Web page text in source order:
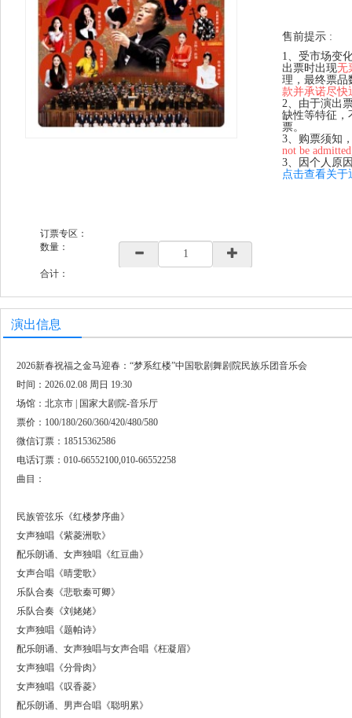
售前提示 :
1、受市场变
出票时出现无
理，最终票品
款并承诺尽快
2、由于演出
缺性等特征，
票。
3、购票须知
not be
3、因个人原
点击查看关于
订票专区：
数量：
合计：
演出信息
2026新春祝福之金马迎春：“梦系红楼”中国歌剧舞剧院民族乐团音乐会
时间：2026.02.08 周日 19:30
场馆：北京市 | 国家大剧院-音乐厅
票价：100/180/260/360/420/480/580
微信订票：18515362586
电话订票：010-66552100,010-66552258
曲目：
民族管弦乐《红楼梦序曲》
女声独唱《紫菱洲歌》
配乐朗诵、女声独唱《红豆曲》
女声合唱《晴雯歌》
乐队合奏《悲歌秦可卿》
乐队合奏《刘姥姥》
女声独唱《题帕诗》
配乐朗诵、女声独唱与女声合唱《枉凝眉》
女声独唱《分骨肉》
女声独唱《叹香菱》
配乐朗诵、男声合唱《聪明累》